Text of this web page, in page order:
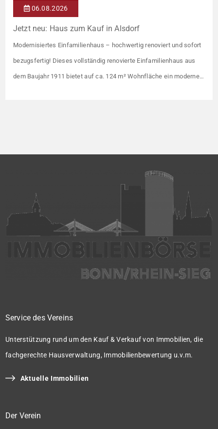
06.08.2026
Jetzt neu: Haus zum Kauf in Alsdorf
Modernisiertes Einfamilienhaus – hochwertig renoviert und sofort
bezugsfertig! Dieses vollständig renovierte Einfamilienhaus aus
dem Baujahr 1911 bietet auf ca. 124 m² Wohnfläche ein modernes
Der Verein
Service des Vereins
Unterstützung rund um den Kauf & Verkauf von Immobilien, die
fachgerechte Hausverwaltung, Immobilienbewertung u.v.m.
Aktuelle Immobilien